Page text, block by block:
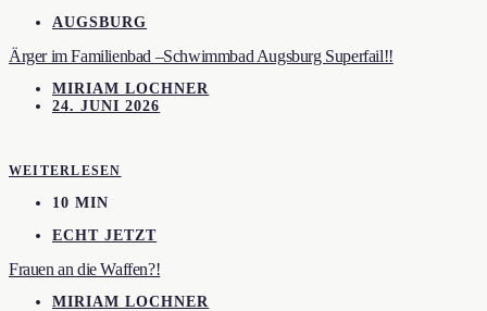
AUGSBURG
Ärger im Familienbad –Schwimmbad Augsburg Superfail!!
MIRIAM LOCHNER
24. JUNI 2026
WEITERLESEN
10 MIN
ECHT JETZT
Frauen an die Waffen?!
MIRIAM LOCHNER